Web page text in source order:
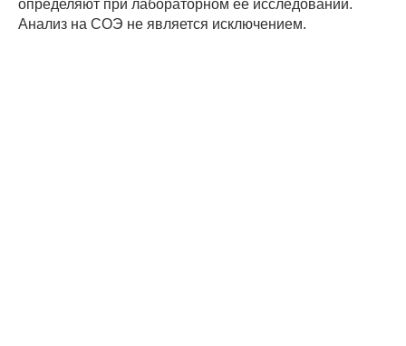
определяют при лабораторном ее исследовании.
Анализ на СОЭ не является исключением.